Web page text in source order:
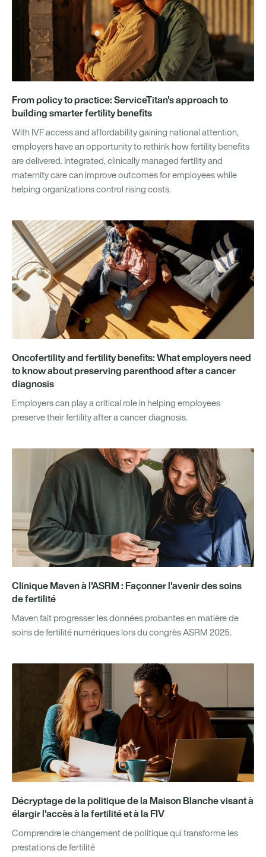
From policy to practice: ServiceTitan's approach to
building smarter fertility benefits
With IVF access and affordability gaining national attention,
employers have an opportunity to rethink how fertility benefits
are delivered. Integrated, clinically managed fertility and
maternity care can improve outcomes for employees while
helping organizations control rising costs.
Oncofertility and fertility benefits: What employers need
to know about preserving parenthood after a cancer
diagnosis
Employers can play a critical role in helping employees
preserve their fertility after a cancer diagnosis.
Clinique Maven à l'ASRM : Façonner l'avenir des soins
de fertilité
Maven fait progresser les données probantes en matière de
soins de fertilité numériques lors du congrès ASRM 2025.
Décryptage de la politique de la Maison Blanche visant à
élargir l'accès à la fertilité et à la FIV
Comprendre le changement de politique qui transforme les
prestations de fertilité